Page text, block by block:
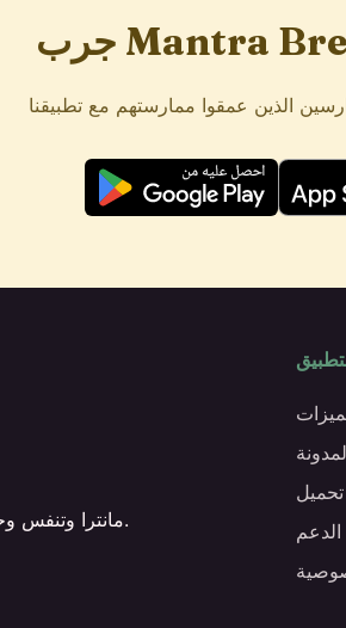
مانترا وتنفس وحركة — مخصصة في تطبيق هادئ واحد، دائمًا في جيبك.
تحميل
الدعم